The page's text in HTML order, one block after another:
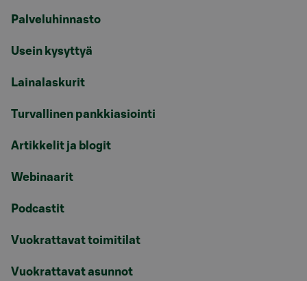
Palveluhinnasto
Usein kysyttyä
Lainalaskurit
Turvallinen pankkiasiointi
Artikkelit ja blogit
Webinaarit
Podcastit
Vuokrattavat toimitilat
Vuokrattavat asunnot